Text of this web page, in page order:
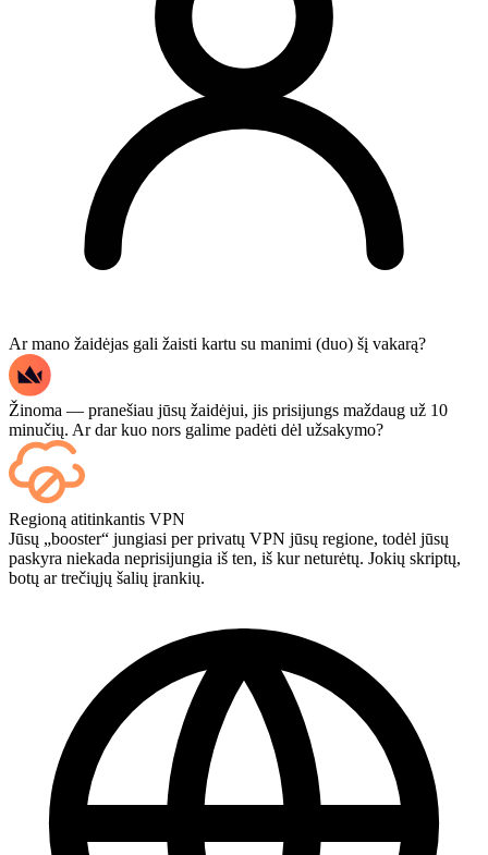
Ar mano žaidėjas gali žaisti kartu su manimi (duo) šį vakarą?
Žinoma — pranešiau jūsų žaidėjui, jis prisijungs maždaug už 10
minučių. Ar dar kuo nors galime padėti dėl užsakymo?
Taip – kiekvienas mačas pasirodo jūsų prietaisų skydelyje, kai tik
baigiasi, o jei norite stebėti pačius žaidimus, atsiskaitydami pridėkite
„Streaming“.
Regioną atitinkantis VPN
Jūsų „booster“ jungiasi per privatų VPN jūsų regione, todėl jūsų
paskyra niekada neprisijungia iš ten, iš kur neturėtų. Jokių skriptų,
botų ar trečiųjų šalių įrankių.